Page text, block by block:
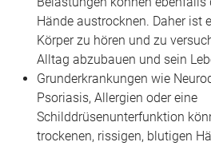
Hände austrocknen. Daher ist
Körper zu hören und zu
Alltag abzubauen und sein
Grunderkrankungen wie
Psoriasis, Allergien oder eine
Schilddrüsenunterfunktion
trockenen, rissigen, blutigen